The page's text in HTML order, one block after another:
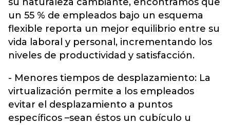
un 55 % de empleados bajo un esquema
flexible reporta un mejor equilibrio entre su
vida laboral y personal, incrementando los
niveles de productividad y satisfacción.
- Menores tiempos de desplazamiento: La
virtualización permite a los empleados
evitar el desplazamiento a puntos
específicos –sean éstos un cubículo u